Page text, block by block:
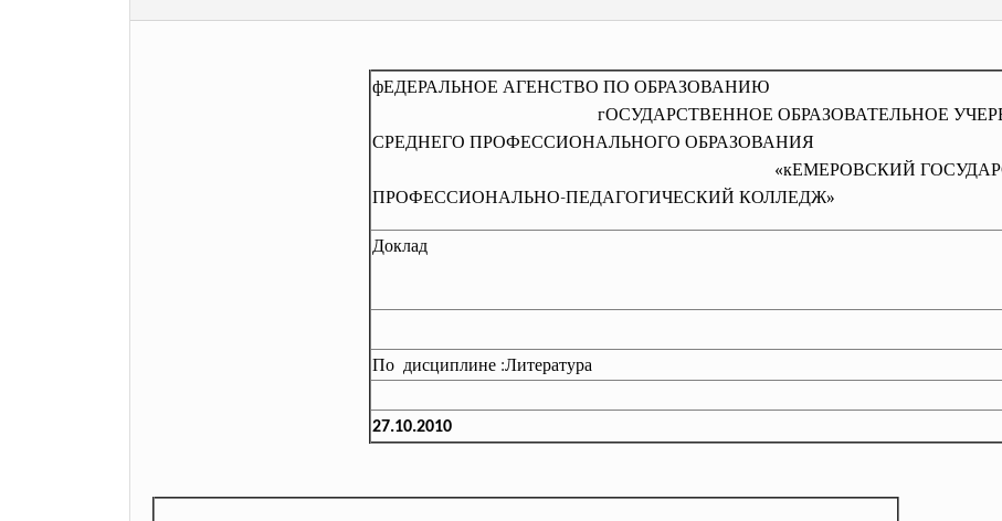
фЕДЕРАЛЬНОЕ АГЕНСТВО ПО ОБРАЗОВАНИЮ
гОСУДАРСТВЕННОЕ ОБРАЗОВАТЕЛЬНОЕ
СРЕДНЕГО ПРОФЕССИОНАЛЬНОГО ОБРАЗОВАНИЯ
«кЕМЕРОВСКИЙ
ПРОФЕССИОНАЛЬНО-ПЕДАГОГИЧЕСКИЙ КОЛЛЕДЖ»
Доклад
По дисциплине :Литература
27.10.2010